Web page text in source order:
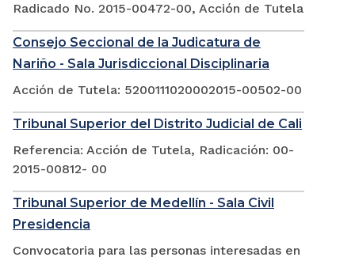
Radicado No. 2015-00472-00, Acción de Tutela
Consejo Seccional de la Judicatura de
Nariño - Sala Jurisdiccional Disciplinaria
Acción de Tutela: 5200111020002015-00502-00
Tribunal Superior del Distrito Judicial de Cali
Referencia: Acción de Tutela, Radicación: 00-
2015-00812- 00
Tribunal Superior de Medellín - Sala Civil
Presidencia
Convocatoria para las personas interesadas en